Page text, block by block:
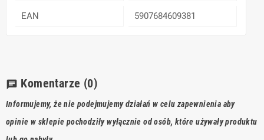
EAN 5907684609381
chat Komentarze (0)
Informujemy, że nie podejmujemy działań w celu zapewnienia aby
opinie w sklepie pochodziły wyłącznie od osób, które używały produktu